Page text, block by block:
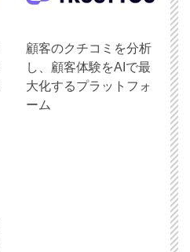
顧客のクチコミを分析
し、顧客体験をAIで最
大化するプラットフォ
ーム